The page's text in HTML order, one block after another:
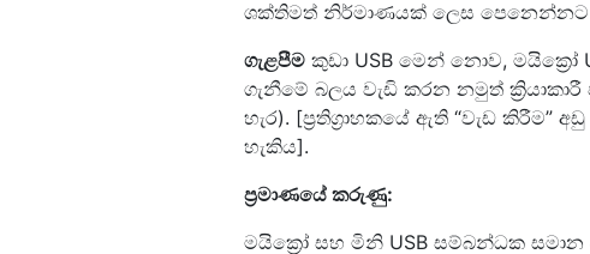
ශක්තිමත් නිර්මාණයක් ලෙස පෙනෙන්නට
ගැළපීම කුඩා USB මෙන් නොව, මයික්‍රෝ
ගැනීමේ බලය වැඩි කරන නමුත්
හැර). [ප්‍රතිග්‍රාහකයේ ඇති “වැඩ කිරීම”
හැකිය].
ප්‍රමාණයේ කරුණු:
මයික්‍රෝ සහ මිනි USB සම්බන්ධක